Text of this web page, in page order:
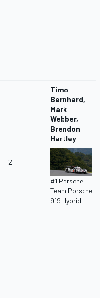
2
Timo
Bernhard,
Mark
Webber,
Brendon
Hartley
#1 Porsche
Team Porsche
919 Hybrid